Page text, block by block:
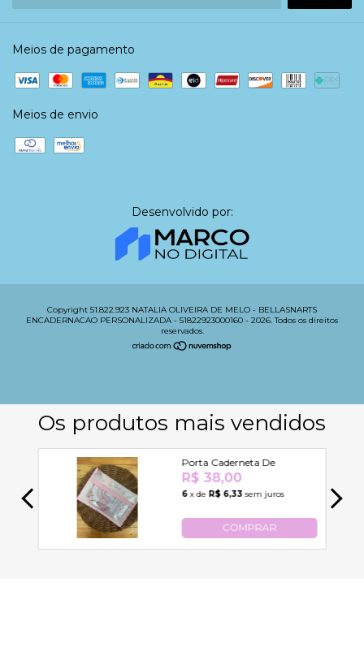
Meios de pagamento
Meios de envio
Desenvolvido por:
Copyright 51.822.923 NATALIA OLIVEIRA DE MELO - BELLASNARTS
ENCADERNACAO PERSONALIZADA - 51822923000160 - 2026. Todos os direitos
reservados.